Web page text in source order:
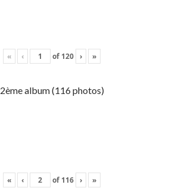
« ‹ of 120 › »
2ème album (116 photos)
« ‹ of 116 › »